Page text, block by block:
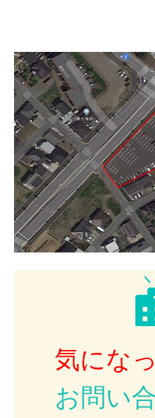
気にな
お問い